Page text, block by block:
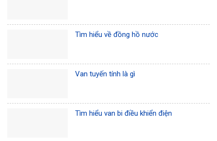
Tìm hiểu về đồng hồ nước
Van tuyến tính là gì
Tìm hiểu van bi điều khiển điện